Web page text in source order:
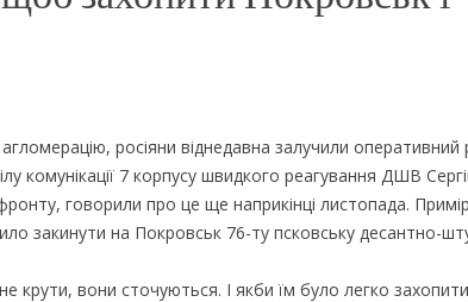
росіяни віднедавна залучили оперативний
комунікації 7 корпусу швидкого реагування ДШВ
фронту, говорили про це ще наприкінці листопада.
закинути на Покровськ 76-ту псковську десантно-
крути, вони сточуються. І якби їм було легко